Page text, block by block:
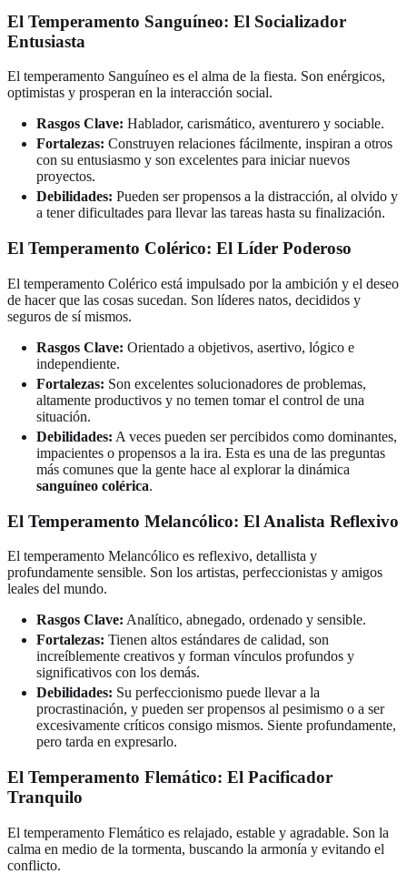
El Temperamento Sanguíneo: El Socializador
Entusiasta
El temperamento Sanguíneo es el alma de la fiesta. Son enérgicos,
optimistas y prosperan en la interacción social.
Rasgos Clave: Hablador, carismático, aventurero y sociable.
Fortalezas: Construyen relaciones fácilmente, inspiran a otros
con su entusiasmo y son excelentes para iniciar nuevos
proyectos.
Debilidades: Pueden ser propensos a la distracción, al olvido y
a tener dificultades para llevar las tareas hasta su finalización.
El Temperamento Colérico: El Líder Poderoso
El temperamento Colérico está impulsado por la ambición y el deseo
de hacer que las cosas sucedan. Son líderes natos, decididos y
seguros de sí mismos.
Rasgos Clave: Orientado a objetivos, asertivo, lógico e
independiente.
Fortalezas: Son excelentes solucionadores de problemas,
altamente productivos y no temen tomar el control de una
situación.
Debilidades: A veces pueden ser percibidos como dominantes,
impacientes o propensos a la ira. Esta es una de las preguntas
más comunes que la gente hace al explorar la dinámica
sanguíneo colérica.
El Temperamento Melancólico: El Analista Reflexivo
El temperamento Melancólico es reflexivo, detallista y
profundamente sensible. Son los artistas, perfeccionistas y amigos
leales del mundo.
Rasgos Clave: Analítico, abnegado, ordenado y sensible.
Fortalezas: Tienen altos estándares de calidad, son
increíblemente creativos y forman vínculos profundos y
significativos con los demás.
Debilidades: Su perfeccionismo puede llevar a la
procrastinación, y pueden ser propensos al pesimismo o a ser
excesivamente críticos consigo mismos. Siente profundamente,
pero tarda en expresarlo.
El Temperamento Flemático: El Pacificador
Tranquilo
El temperamento Flemático es relajado, estable y agradable. Son la
calma en medio de la tormenta, buscando la armonía y evitando el
conflicto.